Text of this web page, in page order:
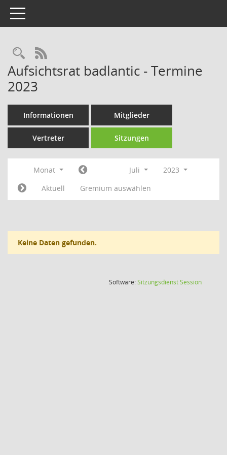
Toggle navigation
Rechercheauswahl
RSS-Feed
Aufsichtsrat badlantic - Termine
2023
Informationen Mitglieder
Vertreter Sitzungen
Monat Juli
2023
Aktuell
Gremium auswählen
Keine Daten gefunden.
Software:SitzungsdienstSession(Wird in